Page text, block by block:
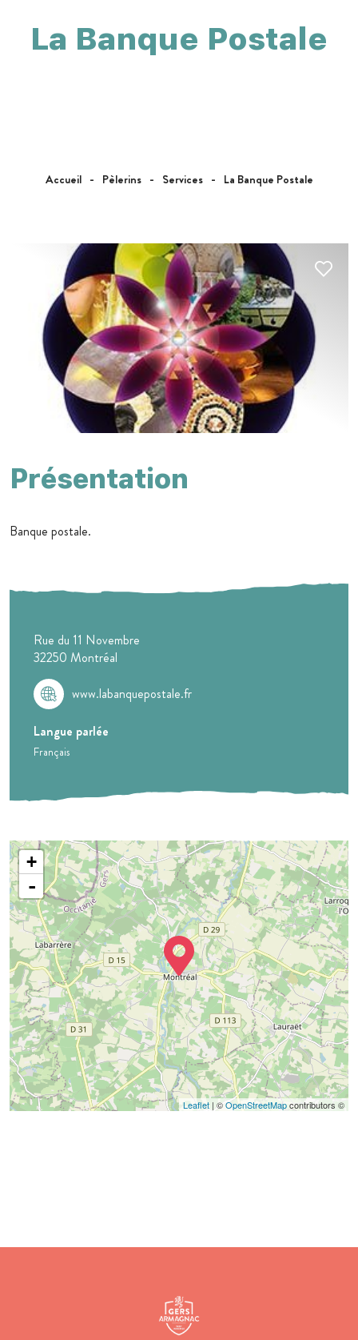
Accueil Pèlerins Services La Banque Postale
La Banque Postale
Présentation
Banque postale.
Rue du 11 Novembre
32250 Montréal
www.labanquepostale.fr
Langue parlée
Français
+
-
Leaflet | ©OpenStreetMapcontributors ©